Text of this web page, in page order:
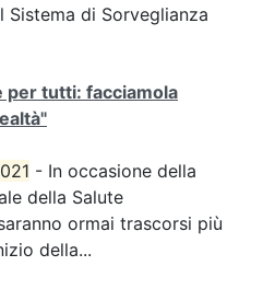
Sistema di Sorveglianza
per tutti: facciamola
- In occasione della
della Salute
ormai trascorsi più
della...